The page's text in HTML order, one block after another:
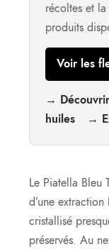
récoltes et
produits
Voir les
→
huiles
→
Le Piatella Bleu
d’une
cristallisé
préservés. Au